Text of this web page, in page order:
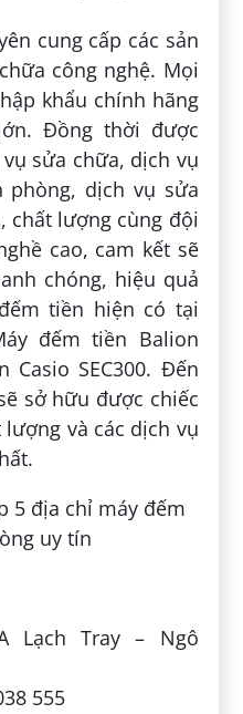
cung cấp các sản
công nghệ. Mọi
khẩu chính hãng
Đồng thời được
sửa chữa, dịch vụ
dịch vụ sửa
chất lượng cùng đội
cao, cam kết sẽ
chóng, hiệu quả
tiền hiện có tại
đếm tiền Balion
Casio SEC300. Đến
sở hữu được chiếc
và các dịch vụ
Lạch Tray – Ngô
555